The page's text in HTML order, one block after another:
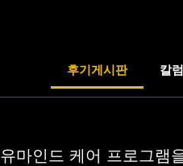
후기게시판 칼
유마인드 케어 프로그램